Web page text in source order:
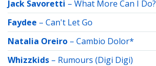
Jack Savoretti – What More Can I Do?
Faydee – Can't Let Go
Natalia Oreiro – Cambio Dolor*
Whizzkids – Rumours (Digi Digi)